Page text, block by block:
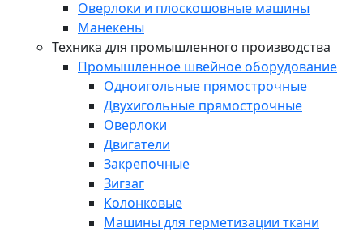
Оверлоки и плоскошовные машины
Манекены
Техника для промышленного производства
Промышленное швейное оборудование
Одноигольные прямострочные
Двухигольные прямострочные
Оверлоки
Двигатели
Закрепочные
Зигзаг
Колонковые
Машины для герметизации ткани